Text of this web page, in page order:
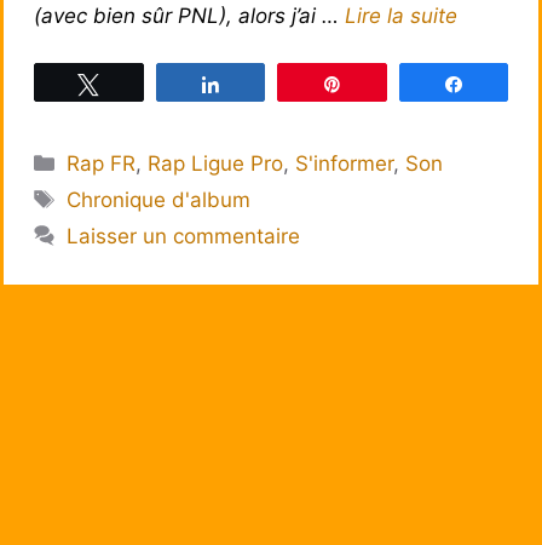
(avec bien sûr PNL), alors j’ai … Lire la suite
Catégories
Rap FR, Rap Ligue Pro, S'informer, Son
Étiquettes
Chronique d'album
Laisser un commentaire